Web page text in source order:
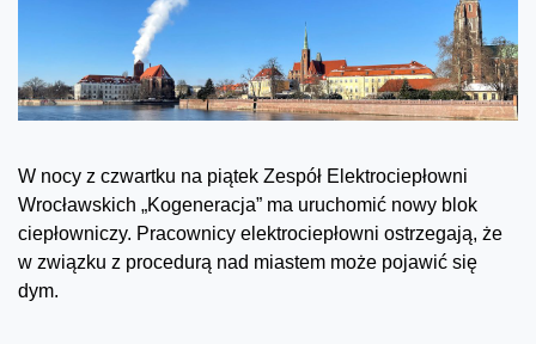
W nocy z czwartku na piątek Zespół Elektrociepłowni
Wrocławskich „Kogeneracja” ma uruchomić nowy blok
ciepłowniczy. Pracownicy elektrociepłowni ostrzegają, że
w związku z procedurą nad miastem może pojawić się
dym.